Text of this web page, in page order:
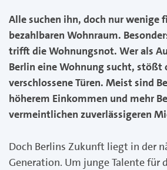
Alle suchen ihn, doch nur wenige
bezahlbaren Wohnraum.
trifft die Wohnungsnot. Wer als
Berlin eine Wohnung sucht, stößt
verschlossene Türen. Meist sind
höherem Einkommen und mehr
vermeintlichen zuverlässigeren
Doch Berlins Zukunft liegt in der
Generation. Um junge Talente für